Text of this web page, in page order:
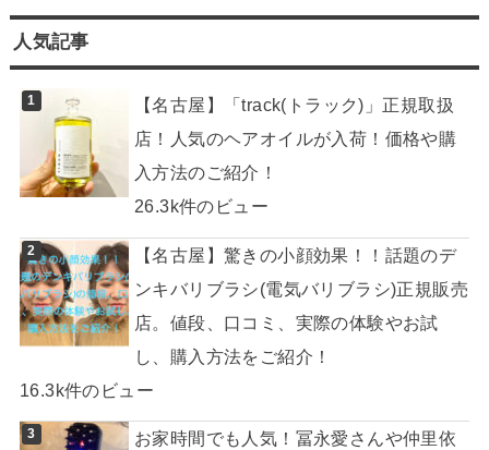
人気記事
【名古屋】「track(トラック)」正規取扱
店！人気のヘアオイルが入荷！価格や購
入方法のご紹介！
26.3k件のビュー
【名古屋】驚きの小顔効果！！話題のデ
ンキバリブラシ(電気バリブラシ)正規販売
店。値段、口コミ、実際の体験やお試
し、購入方法をご紹介！
16.3k件のビュー
お家時間でも人気！冨永愛さんや仲里依